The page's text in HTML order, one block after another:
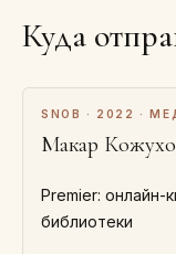
Куда
SNOB · 2022 ·
Макар
Premier:
библиотеки